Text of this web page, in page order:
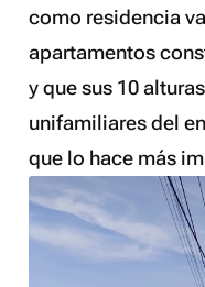
como residencia
apartamentos
y que sus 10
unifamiliares del
que lo hace más